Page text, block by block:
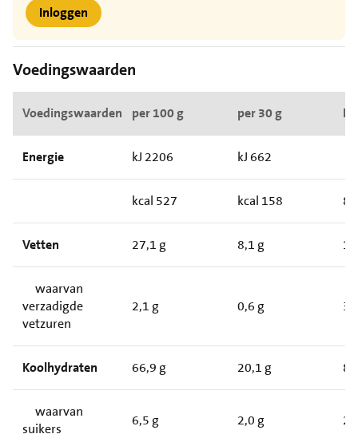
Inloggen
Voedingswaarden
Voedingswaarden per 100 g per 30 g RI*
Energie kJ 2206 kJ 662
kcal 527 kcal 158
Vetten 27,1 g 8,1 g
waarvan
verzadigde
vetzuren
2,1 g 0,6 g
Koolhydraten 66,9 g 20,1 g
waarvan
suikers
6,5 g 2,0 g